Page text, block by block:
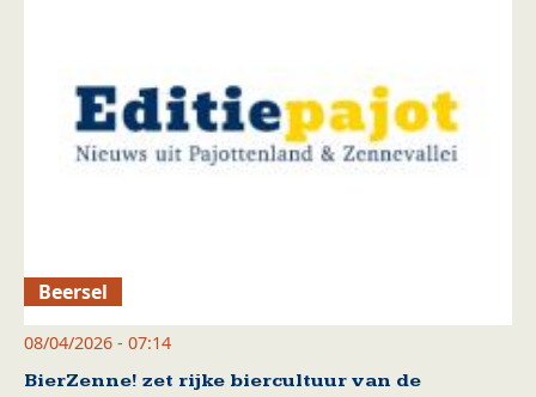
Beersel
08/04/2026 - 07:14
BierZenne! zet rijke biercultuur van de